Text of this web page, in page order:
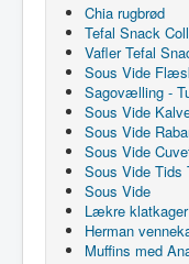
Chia rugbrød
Tefal Snack
Vafler Tefal
Sous Vide
Sagovælling -
Sous Vide
Sous Vide
Sous Vide
Sous Vide Tids
Sous Vide
Lækre
Herman
Muffins med